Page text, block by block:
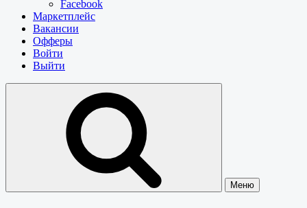
Facebook
Маркетплейс
Вакансии
Офферы
Войти
Выйти
Меню